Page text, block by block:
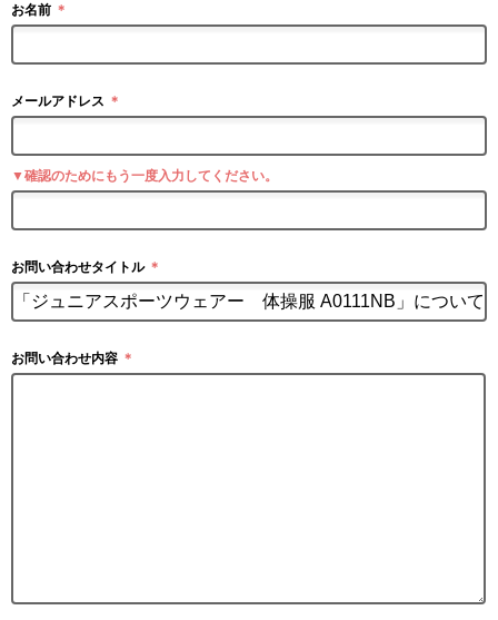
お名前 ＊
メールアドレス ＊
▼確認のためにもう一度入力してください。
お問い合わせタイトル ＊
お問い合わせ内容 ＊